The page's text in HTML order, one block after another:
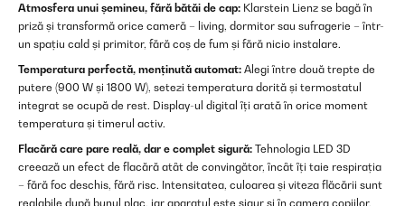
Atmosfera unui șemineu, fără bătăi de cap: Klarstein Lienz se bagă în
priză și transformă orice cameră – living, dormitor sau sufragerie – într-
un spațiu cald și primitor, fără coș de fum și fără nicio instalare.
Temperatura perfectă, menținută automat: Alegi între două trepte de
putere (900 W și 1800 W), setezi temperatura dorită și termostatul
integrat se ocupă de rest. Display-ul digital îți arată în orice moment
temperatura și timerul activ.
Flacără care pare reală, dar e complet sigură: Tehnologia LED 3D
creează un efect de flacără atât de convingător, încât îți taie respirația
– fără foc deschis, fără risc. Intensitatea, culoarea și viteza flăcării sunt
reglabile după bunul plac, iar aparatul este sigur și în camera copiilor.